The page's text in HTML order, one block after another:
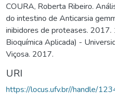
COURA, Roberta Ribeiro.
do intestino de Anticarsia
inibidores de proteases.
Bioquímica Aplicada) -
Viçosa. 2017.
URI
https://locus.ufv.br//handle/